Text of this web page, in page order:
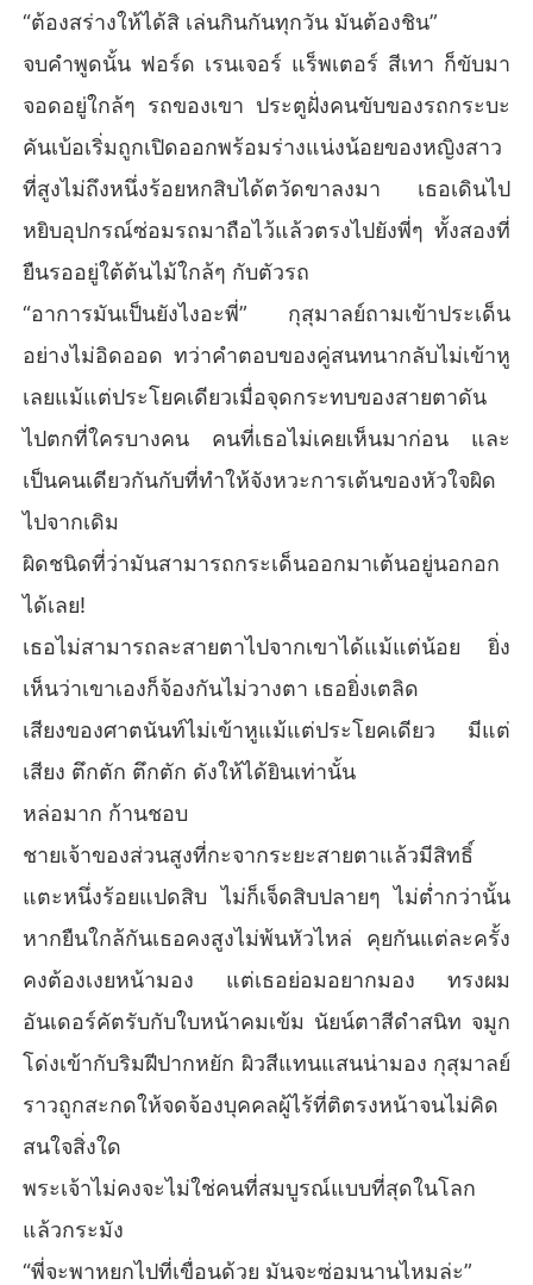
“ต้องสร่างให้ได้สิ เล่นกินกันทุกวัน มันต้องชิน”
จบคำพูดนั้น ฟอร์ด เรนเจอร์ แร็พเตอร์ สีเทา ก็ขับมา
จอดอยู่ใกล้ๆ รถของเขา ประตูฝั่งคนขับของรถกระบะ
คันเบ้อเริ่มถูกเปิดออกพร้อมร่างแน่งน้อยของหญิงสาว
ที่สูงไม่ถึงหนึ่งร้อยหกสิบได้ตวัดขาลงมา เธอเดินไป
หยิบอุปกรณ์ซ่อมรถมาถือไว้แล้วตรงไปยังพี่ๆ ทั้งสองที่
ยืนรออยู่ใต้ต้นไม้ใกล้ๆ กับตัวรถ
“อาการมันเป็นยังไงอะพี่” กุสุมาลย์ถามเข้าประเด็น
อย่างไม่อิดออด ทว่าคำตอบของคู่สนทนากลับไม่เข้าหู
เลยแม้แต่ประโยคเดียวเมื่อจุดกระทบของสายตาดัน
ไปตกที่ใครบางคน คนที่เธอไม่เคยเห็นมาก่อน และ
เป็นคนเดียวกันกับที่ทำให้จังหวะการเต้นของหัวใจผิด
ไปจากเดิม
ผิดชนิดที่ว่ามันสามารถกระเด็นออกมาเต้นอยู่นอกอก
ได้เลย!
เธอไม่สามารถละสายตาไปจากเขาได้แม้แต่น้อย ยิ่ง
เห็นว่าเขาเองก็จ้องกันไม่วางตา เธอยิ่งเตลิด
เสียงของศาตนันท์ไม่เข้าหูแม้แต่ประโยคเดียว มีแต่
เสียง ตึกตัก ตึกตัก ดังให้ได้ยินเท่านั้น
หล่อมาก ก้านชอบ
ชายเจ้าของส่วนสูงที่กะจากระยะสายตาแล้วมีสิทธิ์
แตะหนึ่งร้อยแปดสิบ ไม่ก็เจ็ดสิบปลายๆ ไม่ต่ำกว่านั้น
หากยืนใกล้กันเธอคงสูงไม่พ้นหัวไหล่ คุยกันแต่ละครั้ง
คงต้องเงยหน้ามอง แต่เธอย่อมอยากมอง ทรงผม
อันเดอร์คัตรับกับใบหน้าคมเข้ม นัยน์ตาสีดำสนิท จมูก
โด่งเข้ากับริมฝีปากหยัก ผิวสีแทนแสนน่ามอง กุสุมาลย์
ราวถูกสะกดให้จดจ้องบุคคลผู้ไร้ที่ติตรงหน้าจนไม่คิด
สนใจสิ่งใด
พระเจ้าไม่คงจะไม่ใช่คนที่สมบูรณ์แบบที่สุดในโลก
แล้วกระมัง
“พี่จะพาหยกไปที่เขื่อนด้วย มันจะซ่อมนานไหมล่ะ”